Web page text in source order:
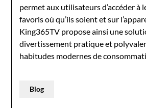
permet aux utilisateurs d’accéder à
favoris où qu’ils soient et sur
King365TV propose ainsi une
divertissement pratique et
habitudes modernes de
Blog